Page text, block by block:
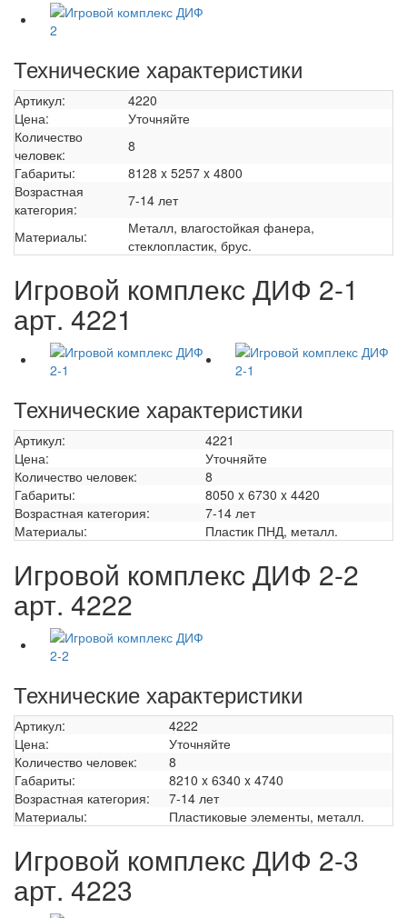
Технические характеристики
Артикул:
4220
Цена:
Уточняйте
Количество
человек:
8
Габариты:
8128 x 5257 x 4800
Возрастная
категория:
7-14 лет
Материалы:
Металл, влагостойкая фанера,
стеклопластик, брус.
Игровой комплекс ДИФ 2-1
арт. 4221
Технические характеристики
Артикул:
4221
Цена:
Уточняйте
Количество человек:
8
Габариты:
8050 x 6730 x 4420
Возрастная категория:
7-14 лет
Материалы:
Пластик ПНД, металл.
Игровой комплекс ДИФ 2-2
арт. 4222
Технические характеристики
Артикул:
4222
Цена:
Уточняйте
Количество человек:
8
Габариты:
8210 x 6340 x 4740
Возрастная категория:
7-14 лет
Материалы:
Пластиковые элементы, металл.
Игровой комплекс ДИФ 2-3
арт. 4223